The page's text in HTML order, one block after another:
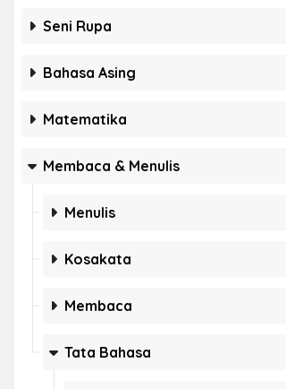
Seni Rupa
Bahasa Asing
Matematika
Membaca & Menulis
Menulis
Kosakata
Membaca
Tata Bahasa